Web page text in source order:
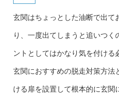
玄関はちょっとした油断で出て
り、一度出てしまうと追いつく
ントとしてはかなり気を付ける
玄関におすすめの脱走対策方法
ける扉を設置して根本的に玄関